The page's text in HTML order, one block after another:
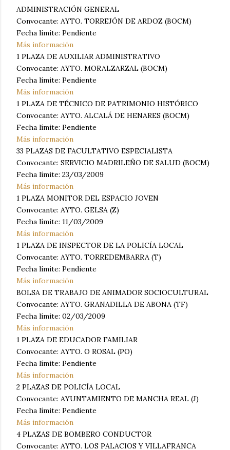
ADMINISTRACIÓN GENERAL
Convocante: AYTO. TORREJÓN DE ARDOZ (BOCM)
Fecha límite: Pendiente
Más información
1 PLAZA DE AUXILIAR ADMINISTRATIVO
Convocante: AYTO. MORALZARZAL (BOCM)
Fecha límite: Pendiente
Más información
1 PLAZA DE TÉCNICO DE PATRIMONIO HISTÓRICO
Convocante: AYTO. ALCALÁ DE HENARES (BOCM)
Fecha límite: Pendiente
Más información
33 PLAZAS DE FACULTATIVO ESPECIALISTA
Convocante: SERVICIO MADRILEÑO DE SALUD (BOCM)
Fecha límite: 23/03/2009
Más información
1 PLAZA MONITOR DEL ESPACIO JOVEN
Convocante: AYTO. GELSA (Z)
Fecha límite: 11/03/2009
Más información
1 PLAZA DE INSPECTOR DE LA POLICÍA LOCAL
Convocante: AYTO. TORREDEMBARRA (T)
Fecha límite: Pendiente
Más información
BOLSA DE TRABAJO DE ANIMADOR SOCIOCULTURAL
Convocante: AYTO. GRANADILLA DE ABONA (TF)
Fecha límite: 02/03/2009
Más información
1 PLAZA DE EDUCADOR FAMILIAR
Convocante: AYTO. O ROSAL (PO)
Fecha límite: Pendiente
Más información
2 PLAZAS DE POLICÍA LOCAL
Convocante: AYUNTAMIENTO DE MANCHA REAL (J)
Fecha límite: Pendiente
Más información
4 PLAZAS DE BOMBERO CONDUCTOR
Convocante: AYTO. LOS PALACIOS Y VILLAFRANCA